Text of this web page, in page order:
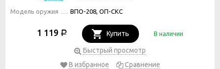
Модель оружия ВПО-208, ОП-СКС
1 119 Р Купить В наличии
Быстрый просмотр
В избранное
Сравнение